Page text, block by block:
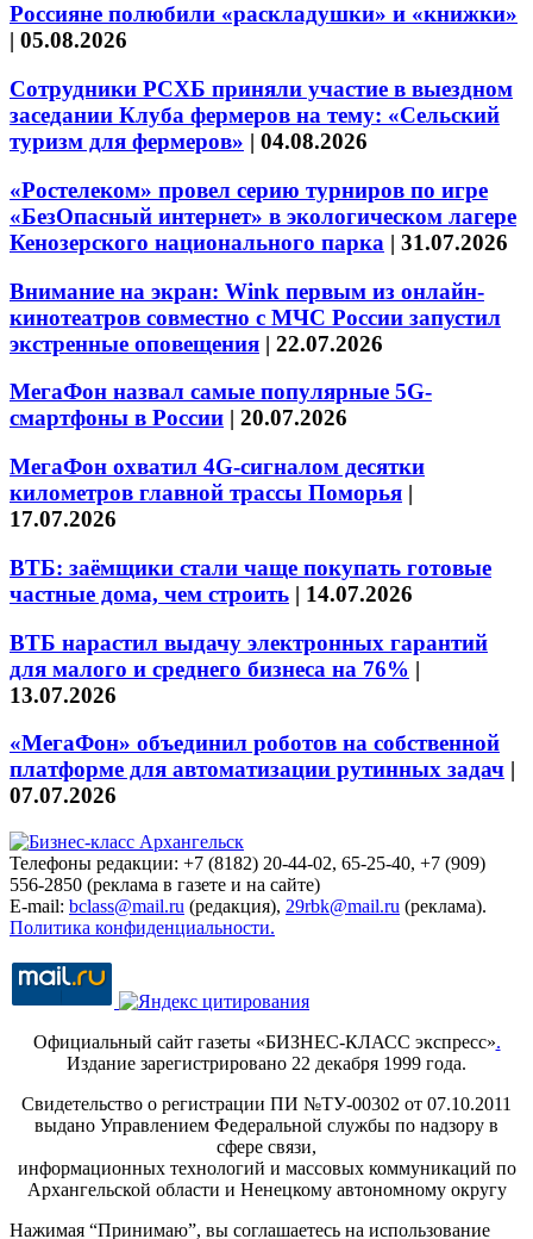
Россияне полюбили «раскладушки» и «книжки»
| 05.08.2026
Сотрудники РСХБ приняли участие в выездном
заседании Клуба фермеров на тему: «Сельский
туризм для фермеров» | 04.08.2026
«Ростелеком» провел серию турниров по игре
«БезОпасный интернет» в экологическом лагере
Кенозерского национального парка | 31.07.2026
Внимание на экран: Wink первым из онлайн-
кинотеатров совместно с МЧС России запустил
экстренные оповещения | 22.07.2026
МегаФон назвал самые популярные 5G-
смартфоны в России | 20.07.2026
МегаФон охватил 4G-сигналом десятки
километров главной трассы Поморья |
17.07.2026
ВТБ: заёмщики стали чаще покупать готовые
частные дома, чем строить | 14.07.2026
ВТБ нарастил выдачу электронных гарантий
для малого и среднего бизнеса на 76% |
13.07.2026
«МегаФон» объединил роботов на собственной
платформе для автоматизации рутинных задач |
07.07.2026
Телефоны редакции: +7 (8182) 20-44-02, 65-25-40, +7 (909)
556-2850 (реклама в газете и на сайте)
E-mail: bclass@mail.ru (редакция), 29rbk@mail.ru (реклама).
Политика конфиденциальности.
Официальный сайт газеты «БИЗНЕС-КЛАСС экспресс».
Издание зарегистрировано 22 декабря 1999 года.
Свидетельство о регистрации ПИ №ТУ-00302 от 07.10.2011
выдано Управлением Федеральной службы по надзору в
сфере связи,
информационных технологий и массовых коммуникаций по
Архангельской области и Ненецкому автономному округу
Нажимая “Принимаю”, вы соглашаетесь на использование